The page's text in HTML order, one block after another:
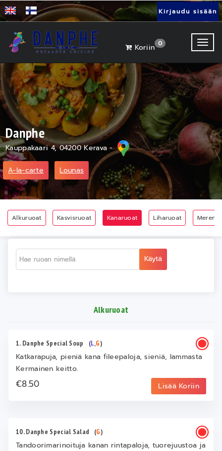
Kirjaudu sisään
Koriin0
Danphe
Kauppakaari 4, 04200 Kerava -
A-la-carte Lounas
Alkuruoat Kasvisruoat Kanaruoat Liharuoat
Käytä
Alkuruoat
1. Danphe Special Soup (L,G)
Katkarapuja, pieniä kana fileepaloja, sieniä, lammasta
Kermainen keitto.
€8.50 Lisää Koriin
10. Danphe Special Salad (G)
Tandoorimarinoituja kanan rintapaloja, tuorejuustoa ja